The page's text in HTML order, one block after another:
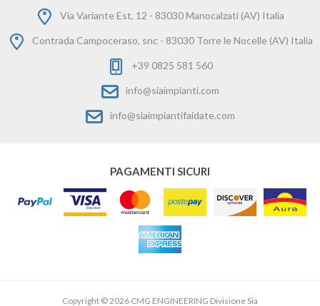
Via Variante Est, 12 - 83030 Manocalzati (AV) Italia
Contrada Campoceraso, snc - 83030 Torre le Nocelle (AV) Italia
+39 0825 581 560
info@siaimpianti.com
info@siaimpiantifaidate.com
PAGAMENTI SICURI
Copyright © 2026 CMG ENGINEERING Divisione Sia